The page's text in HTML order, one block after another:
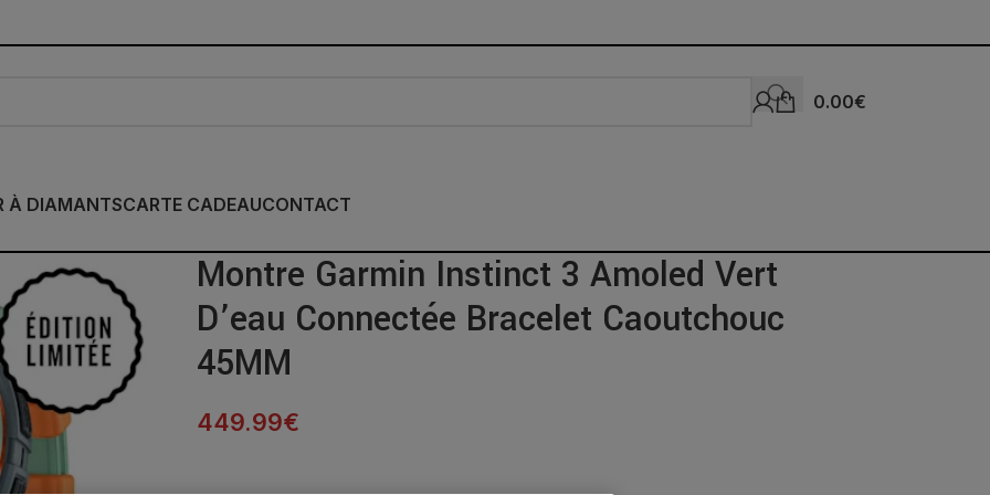
0.00€
À DIAMANTSCARTE CADEAUCONTACT
Montre Garmin Instinct 3 Amoled Vert
D’eau Connectée Bracelet Caoutchouc
45MM
449.99€